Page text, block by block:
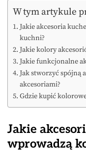
W tym artykule
Jakie akcesoria
kuchni?
Jakie kolory
Jakie funkcjonalne
Jak stworzyć spójną
akcesoriami?
Gdzie kupić
Jakie
wprowadzą